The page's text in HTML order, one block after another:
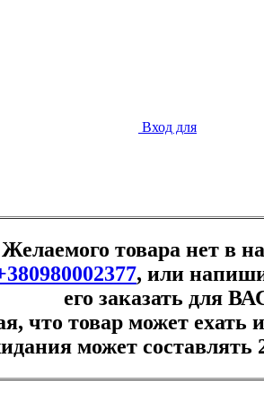
Вход для
Желаемого товара нет в
, или
его заказать для
что товар может ехать
может составлять